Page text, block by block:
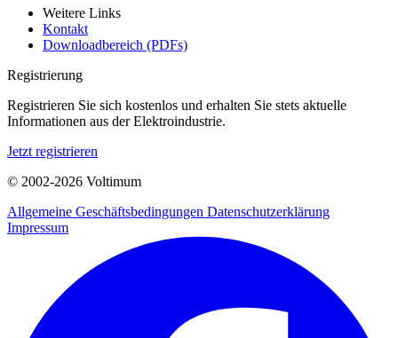
Weitere Links
Kontakt
Downloadbereich (PDFs)
Registrierung
Registrieren Sie sich kostenlos und erhalten Sie stets aktuelle
Informationen aus der Elektroindustrie.
Jetzt registrieren
© 2002-2026 Voltimum
Allgemeine Geschäftsbedingungen Datenschutzerklärung
Impressum